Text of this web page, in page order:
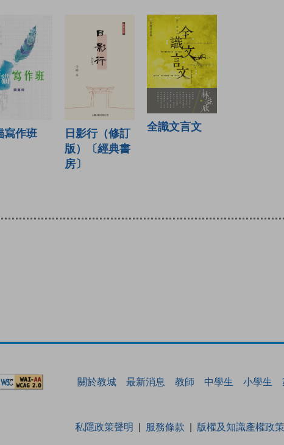
寫作班
日影行（修訂
版）〔經典書
房〕
全識文言文
關於教城 最新消息 教師 中學生 小學生
私隱政策聲明 服務條款 版權及知識產權政策